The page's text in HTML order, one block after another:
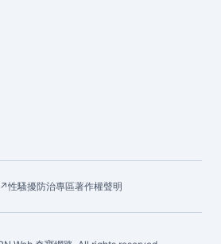
↗性騷擾防治專區著作權聲明